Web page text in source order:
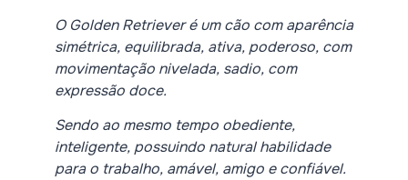
O Golden Retriever é um cão com aparência
simétrica, equilibrada, ativa, poderoso, com
movimentação nivelada, sadio, com
expressão doce.
Sendo ao mesmo tempo obediente,
inteligente, possuindo natural habilidade
para o trabalho, amável, amigo e confiável.